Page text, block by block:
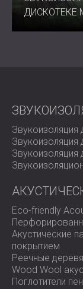
под
Выбросы:
Лучше
Системы
легкие
ДИСКОТЕКЕ
Звукоизоляция
Звукоизоляция
Звукоизоляция
Eco-friendly
Акустические
покрытием
Реечные
Wood Wool
Поглотители